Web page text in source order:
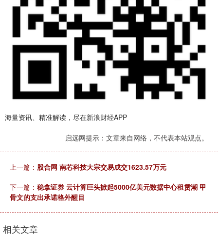
海量资讯、精准解读，尽在新浪财经APP
启远网提示：文章来自网络，不代表本站观点。
上一篇： 股合网 南芯科技大宗交易成交1623.57万元
下一篇： 稳拿证券 云计算巨头掀起5000亿美元数据中心租赁潮 甲
骨文的支出承诺格外醒目
相关文章